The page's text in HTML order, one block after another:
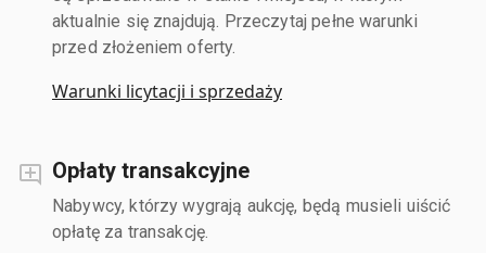
aktualnie się znajdują. Przeczytaj pełne warunki
przed złożeniem oferty.
Warunki licytacji i sprzedaży
Opłaty transakcyjne
Nabywcy, którzy wygrają aukcję, będą musieli uiścić
opłatę za transakcję.